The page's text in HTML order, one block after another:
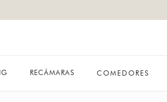
RECÁMARAS COMEDORES